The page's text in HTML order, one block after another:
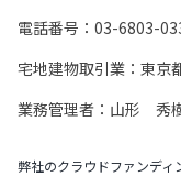
電話番号：03-6803-
宅地建物取引業：東京
業務管理者：山形 秀
弊社のクラウドファンディ